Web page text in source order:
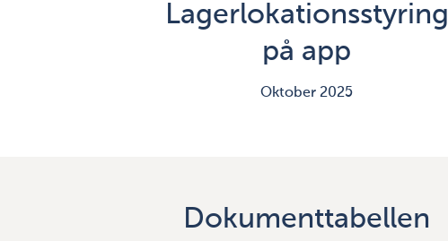
Lagerlokationsstyring
på app
Oktober 2025
Dokumenttabellen